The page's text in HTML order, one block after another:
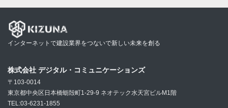
インターネットで建設業界をつないで新しい未来を創る
株式会社 デジタル・コミュニケーションズ
〒103-0014
東京都中央区日本橋蛎殻町1-29-9 ネオテック水天宮ビルM1階
TEL:03-6231-1855